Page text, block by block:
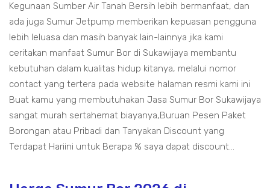
Kegunaan Sumber Air Tanah Bersih lebih bermanfaat, dan
ada juga Sumur Jetpump memberikan kepuasan pengguna
lebih leluasa dan masih banyak lain-lainnya jika kami
ceritakan manfaat Sumur Bor di Sukawijaya membantu
kebutuhan dalam kualitas hidup kitanya, melalui nomor
contact yang tertera pada website halaman resmi kami ini
Buat kamu yang membutuhakan Jasa Sumur Bor Sukawijaya
sangat murah sertahemat biayanya,Buruan Pesen Paket
Borongan atau Pribadi dan Tanyakan Discount yang
Terdapat Hariini untuk Berapa % saya dapat discount...